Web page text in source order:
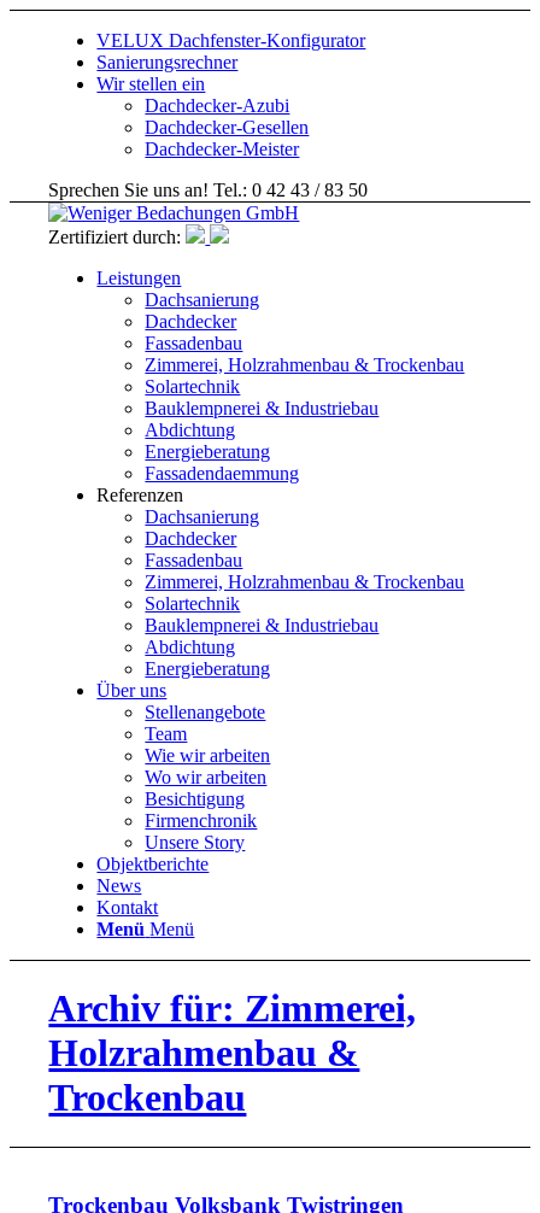
VELUX Dachfenster-Konfigurator
Sanierungsrechner
Wir stellen ein
Dachdecker-Azubi
Dachdecker-Gesellen
Dachdecker-Meister
Sprechen Sie uns an! Tel.: 0 42 43 / 83 50
Zertifiziert durch:
Leistungen
Dachsanierung
Dachdecker
Fassadenbau
Zimmerei, Holzrahmenbau & Trockenbau
Solartechnik
Bauklempnerei & Industriebau
Abdichtung
Energieberatung
Fassadendaemmung
Referenzen
Dachsanierung
Dachdecker
Fassadenbau
Zimmerei, Holzrahmenbau & Trockenbau
Solartechnik
Bauklempnerei & Industriebau
Abdichtung
Energieberatung
Über uns
Stellenangebote
Team
Wie wir arbeiten
Wo wir arbeiten
Besichtigung
Firmenchronik
Unsere Story
Objektberichte
News
Kontakt
Menü Menü
Archiv für: Zimmerei,
Holzrahmenbau &
Trockenbau
Trockenbau Volksbank Twistringen